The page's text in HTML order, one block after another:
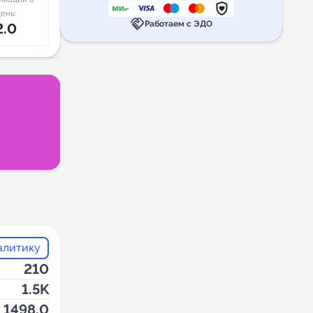
210
1.5K
1498.0
handshakeРаботаем с ЭДО